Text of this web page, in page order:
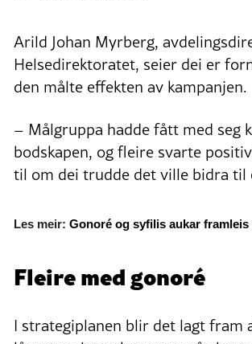
Arild Johan Myrberg,
Helsedirektoratet, seier dei er
den målte effekten av kampanjen.
– Målgruppa hadde fått med seg
bodskapen, og fleire svarte
til om dei trudde det ville bidra til
Les meir: Gonoré og syfilis aukar framleis
Fleire med gonoré
I strategiplanen blir det lagt fram